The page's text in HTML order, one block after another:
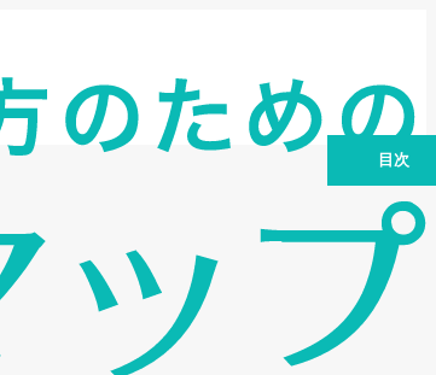
目次
代表的な資金調達方法：特徴とメリッ
ト・デメリット
資金調達を成功させるための事業計画
資金調達における注意点：リスク管理と